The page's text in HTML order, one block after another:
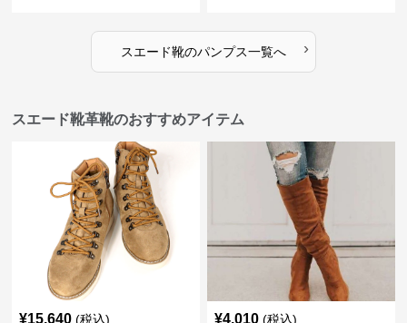
スエード靴のパンプス一覧へ ›
スエード靴革靴のおすすめアイテム
¥15,640 (税込) ¥4,010 (税込)